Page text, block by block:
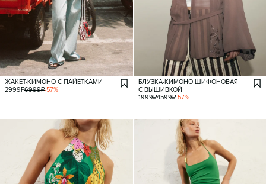
ЖАКЕТ-КИМОНО С ПАЙЕТКАМИ
2999₽6999₽-57%
БЛУЗКА-КИМОНО ШИФОНОВАЯ
С ВЫШИВКОЙ
1999₽4599₽-57%